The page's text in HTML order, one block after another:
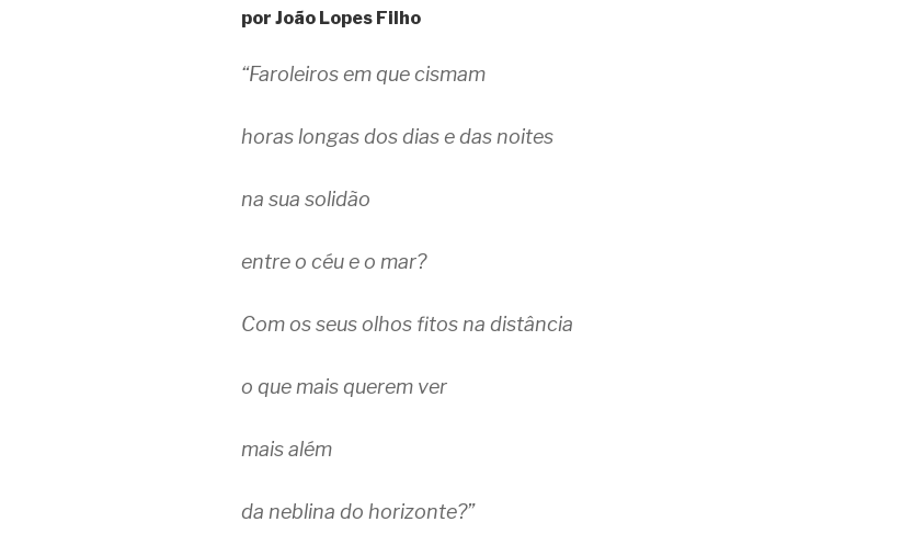
por João Lopes Filho
“Faroleiros em que cismam
horas longas dos dias e das noites
na sua solidão
entre o céu e o mar?
Com os seus olhos fitos na distância
o que mais querem ver
mais além
da neblina do horizonte?”